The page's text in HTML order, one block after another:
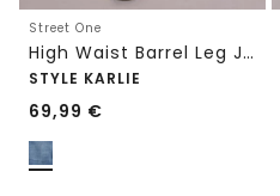
Street One
High Waist Barrel Leg Jeans im Loose Fit
STYLE KARLIE
69,99 €